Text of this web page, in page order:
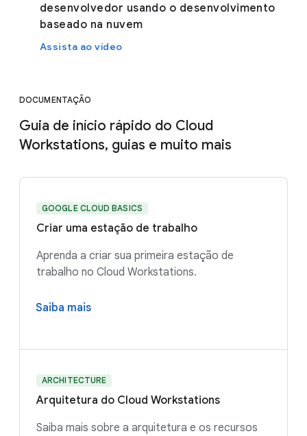
desenvolvedor usando o desenvolvimento
baseado na nuvem
Assista ao vídeo
DOCUMENTAÇÃO
Guia de início rápido do Cloud
Workstations, guias e muito mais
GOOGLE CLOUD BASICS
Criar uma estação de trabalho
Aprenda a criar sua primeira estação de
trabalho no Cloud Workstations.
Saiba mais
ARCHITECTURE
Arquitetura do Cloud Workstations
Saiba mais sobre a arquitetura e os recursos